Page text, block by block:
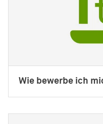
Wie bewerbe ich